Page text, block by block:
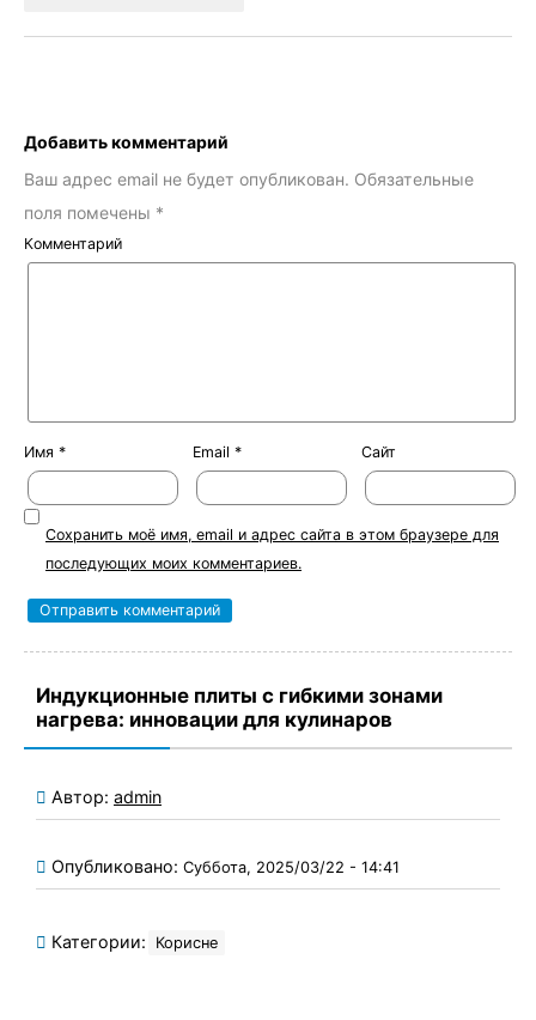
Добавить комментарий
Ваш адрес email не будет опубликован. Обязательные
поля помечены *
Комментарий
Имя * Email * Сайт
Сохранить моё имя, email и адрес сайта в этом браузере для
последующих моих комментариев.
Индукционные плиты с гибкими зонами
нагрева: инновации для кулинаров
Автор: admin
Опубликовано: Суббота, 2025/03/22 - 14:41
Категории: Корисне